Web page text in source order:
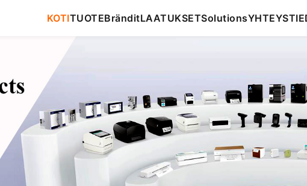
KOTITUOTEBränditLAATUKSETSolutions